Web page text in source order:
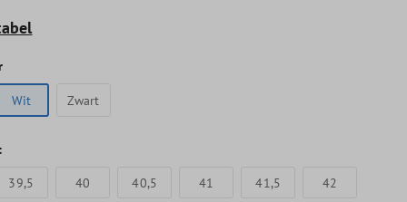
Wit
Zwart
39,5
40 40,5 41 41,5 42